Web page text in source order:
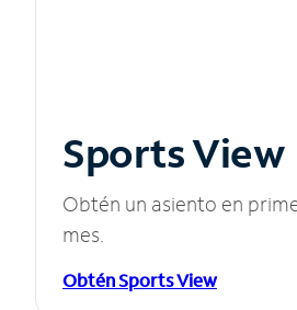
Sports View
Obtén un asiento en
mes.
Obtén Sports View